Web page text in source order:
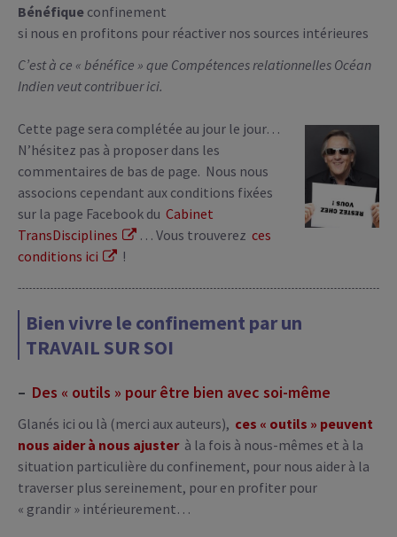
Bénéfique confinement
si nous en profitons pour réactiver nos sources intérieures
C’est à ce « bénéfice » que Compétences relationnelles Océan
Indien veut contribuer ici.
Cette page sera complétée au jour le jour…
N’hésitez pas à proposer dans les
commentaires de bas de page. Nous nous
associons cependant aux conditions fixées
sur la page Facebook du Cabinet
TransDisciplines
… Vous trouverez ces
conditions ici
!
Bien vivre le confinement par un
TRAVAIL SUR SOI
– Des « outils » pour être bien avec soi-même
Glanés ici ou là (merci aux auteurs), ces « outils » peuvent
nous aider à nous ajuster à la fois à nous-mêmes et à la
situation particulière du confinement, pour nous aider à la
traverser plus sereinement, pour en profiter pour
« grandir » intérieurement…